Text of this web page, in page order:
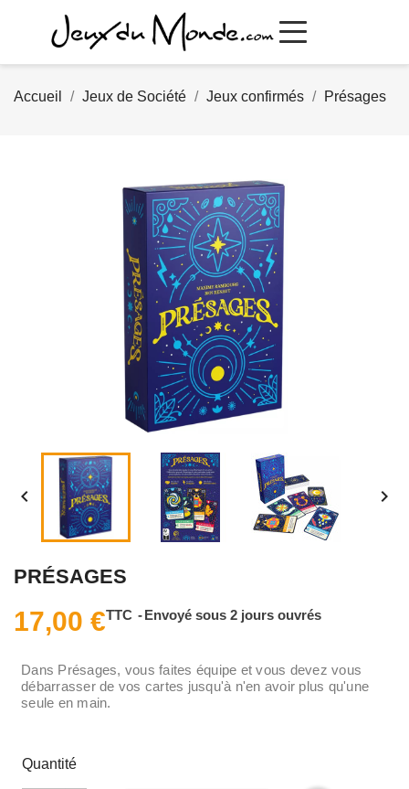
Accueil Jeux de Société Jeux confirmés Présages
 
PRÉSAGES
17,00 €TTC Envoyé sous 2 jours ouvrés
Dans Présages, vous faites équipe et vous devez vous
débarrasser de vos cartes jusqu'à n'en avoir plus qu'une
seule en main.
Quantité